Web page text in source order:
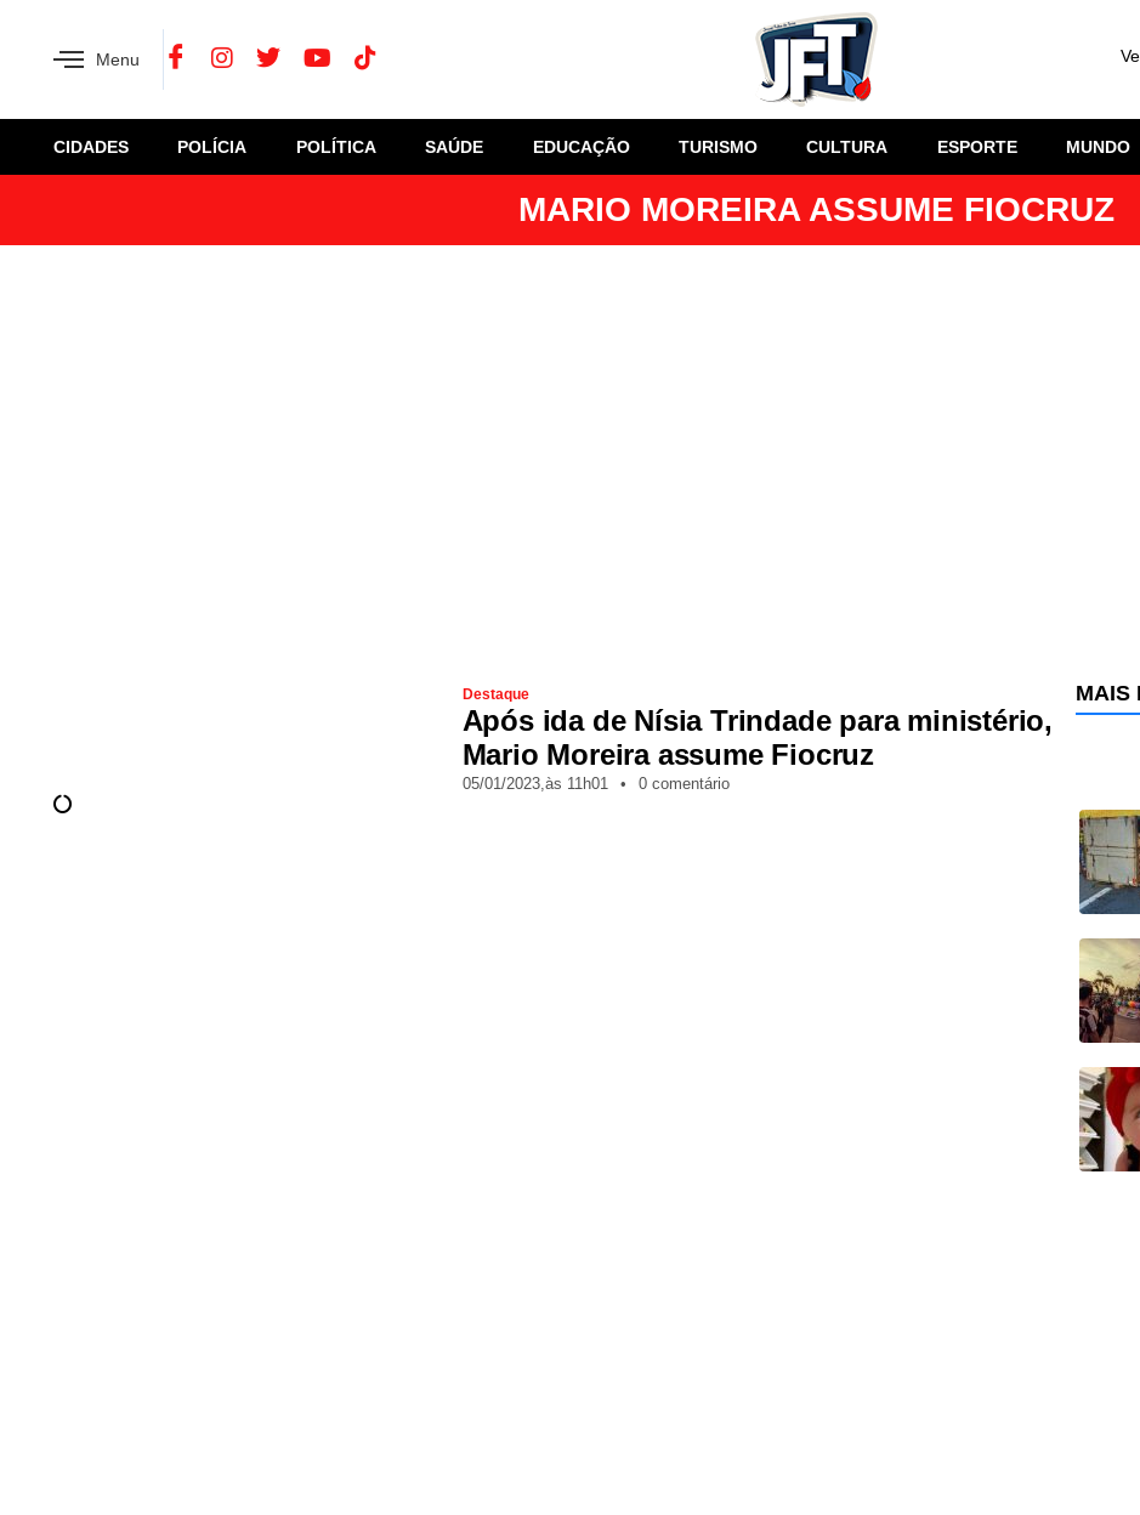
Menu
CIDADES POLÍCIA POLÍTICA SAÚDE EDUCAÇÃO TURISMO CULTURA ESPORTE MUNDO
MARIO MOREIRA ASSUME FIOCRUZ
Destaque
Após ida de Nísia Trindade para ministério,
Mario Moreira assume Fiocruz
05/01/2023,às 11h01 • 0 comentário
MAIS